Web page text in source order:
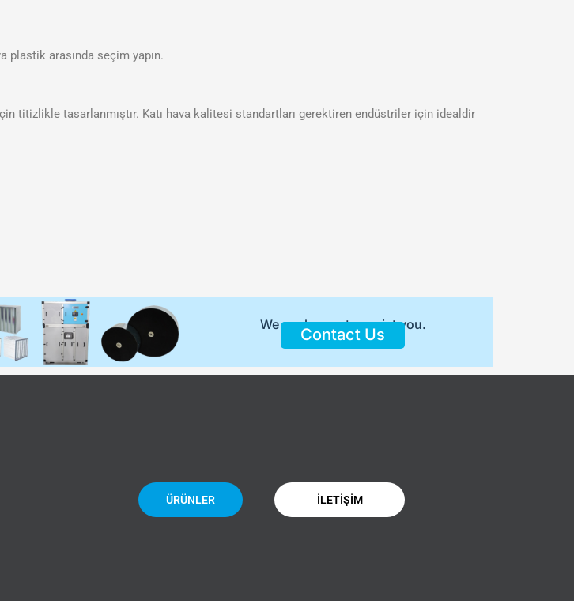
plastik arasında seçim yapın.
titizlikle tasarlanmıştır. Katı hava kalitesi standartları gerektiren endüstriler için idealdir
We are happy to assist you.
Contact Us
ÜRÜNLER İLETİŞİM